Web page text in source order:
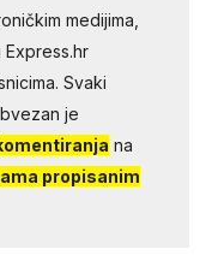
medijima,
Svaki
je
na
propisanim